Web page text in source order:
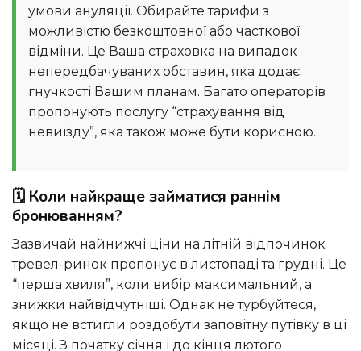
умови ануляції. Обирайте тарифи з
можливістю безкоштовної або часткової
відміни. Це Ваша страховка на випадок
непередбачуваних обставин, яка додає
гнучкості Вашим планам. Багато операторів
пропонують послугу “страхування від
невиїзду”, яка також може бути корисною.
🗓️ Коли найкраще займатися раннім
бронюванням?
Зазвичай найнижчі ціни на літній відпочинок
тревел-ринок пропонує в листопаді та грудні. Це
“перша хвиля”, коли вибір максимальний, а
знижки найвідчутніші. Однак не турбуйтеся,
якщо не встигли роздобути заповітну путівку в ці
місяці. З початку січня і до кінця лютого